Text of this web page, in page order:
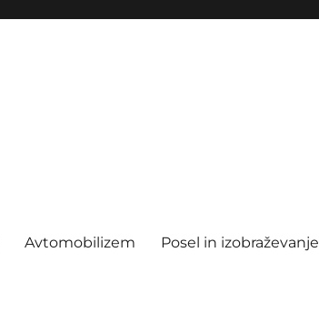
Avtomobilizem Posel in izobraževanje